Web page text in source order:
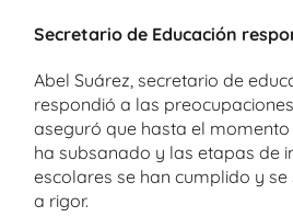
Secretario de Educación
Abel Suárez, secretario de
respondió a las
aseguró que hasta el
ha subsanado y las etapas de
escolares se han cumplido y
a rigor.